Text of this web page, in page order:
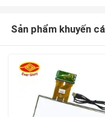
Sản phẩm khuyến